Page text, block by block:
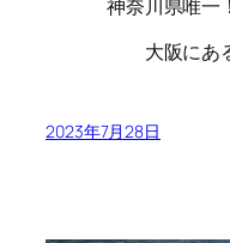
神奈川県唯一！
大阪にあ
2023年7月28日